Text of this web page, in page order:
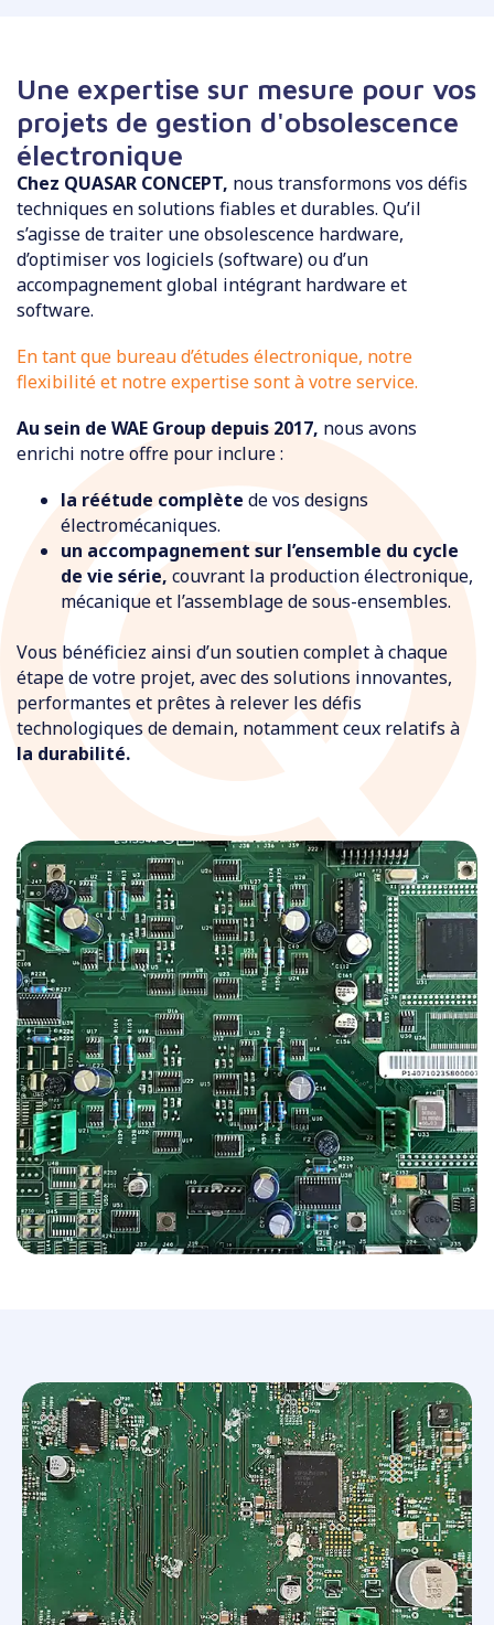
Une expertise sur mesure pour vos
projets de gestion d'obsolescence
électronique
Chez QUASAR CONCEPT, nous transformons vos défis
techniques en solutions fiables et durables. Qu’il
s’agisse de traiter une obsolescence hardware,
d’optimiser vos logiciels (software) ou d’un
accompagnement global intégrant hardware et
software.
En tant que bureau d’études électronique, notre
flexibilité et notre expertise sont à votre service.
Au sein de WAE Group depuis 2017, nous avons
enrichi notre offre pour inclure :
la réétude complète de vos designs
électromécaniques.
un accompagnement sur l’ensemble du cycle
de vie série, couvrant la production électronique,
mécanique et l’assemblage de sous-ensembles.
Vous bénéficiez ainsi d’un soutien complet à chaque
étape de votre projet, avec des solutions innovantes,
performantes et prêtes à relever les défis
technologiques de demain, notamment ceux relatifs à
la durabilité.